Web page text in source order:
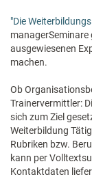
"Die
managerSeminare
ausgewiesenen
machen.
Ob
Trainervermittler:
sich zum Ziel
Weiterbildung
Rubriken bzw.
kann per
Kontaktdaten